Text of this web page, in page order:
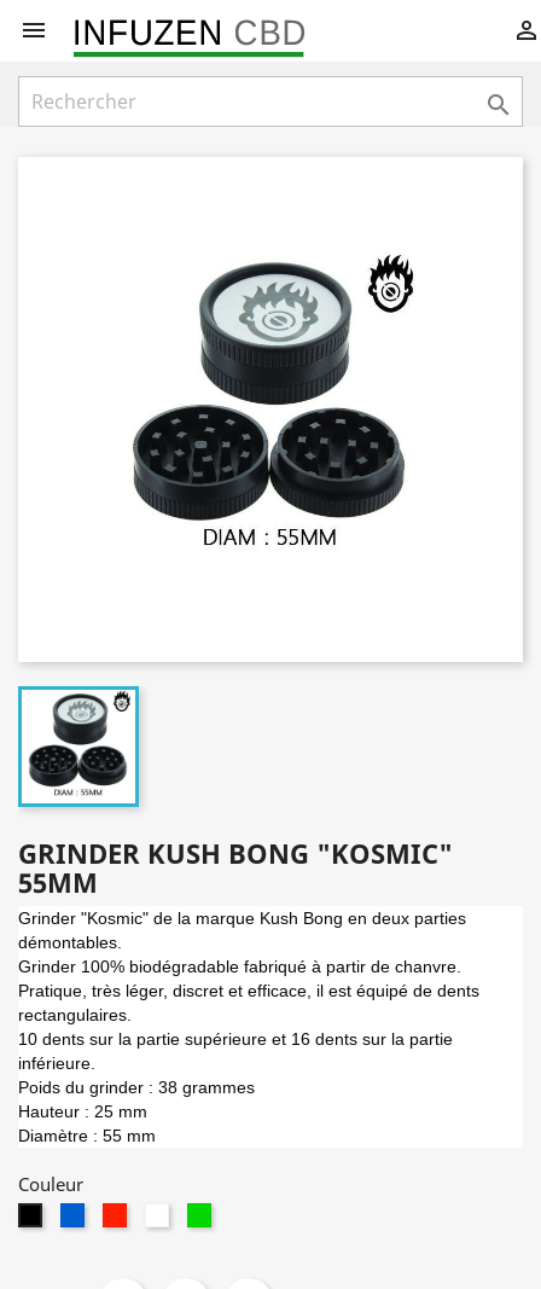
 

GRINDER KUSH BONG "KOSMIC"
55MM
Grinder "Kosmic" de la marque Kush Bong en deux parties
démontables.
Grinder 100% biodégradable fabriqué à partir de chanvre.
Pratique, très léger, discret et efficace, il est équipé de dents
rectangulaires.
10 dents sur la partie supérieure et 16 dents sur la partie
inférieure.
Poids du grinder : 38 grammes
Hauteur : 25 mm
Diamètre : 55 mm
Couleur